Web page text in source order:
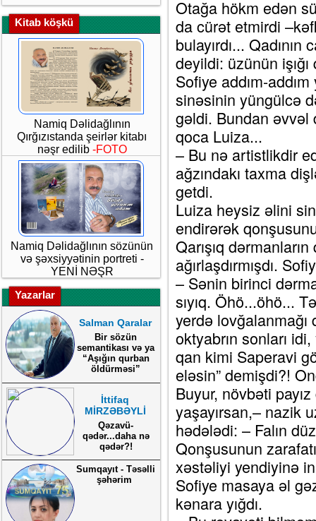
Kitab köşkü
Namiq Dəlidağlının
Qırğızıstanda şeirlər kitabı
nəşr edilib -FOTO
Namiq Dəlidağlının sözünün
və şəxsiyyətinin portreti -
YENİ NƏŞR
Yazarlar
Salman Qaralar
Bir sözün
semantikası və ya
“Aşığın qurban
öldürməsi”
İttifaq
MİRZƏBƏYLİ
Qəzavü-
qədər...daha nə
qədər?!
Sumqayıt - Təsəlli
şəhərim
Otağa hökm edən
da cürət etmirdi
bulayırdı...
deyildi: üzünün işığı
Sofiye addım-
sinəsinin yüngülcə
gəldi. Bundan əvvəl
qoca Luiza...
– Bu nə artistlikdir
ağzındakı taxma
getdi.
Luiza heysiz əlini
endirərək
Qarışıq
ağırlaşdırmışdı.
– Sənin birinci
sıyıq. Öhö...öhö...
yerdə lovğalanmağı
oktyabrın sonları
qan kimi Saperavi
eləsin” demişdi?!
Buyur, növbəti
yaşayırsan,– nazik
hədələdi: – Falın
Qonşusunun
xəstəliyi yendiyinə
Sofiye masaya əl
kənara yığdı.